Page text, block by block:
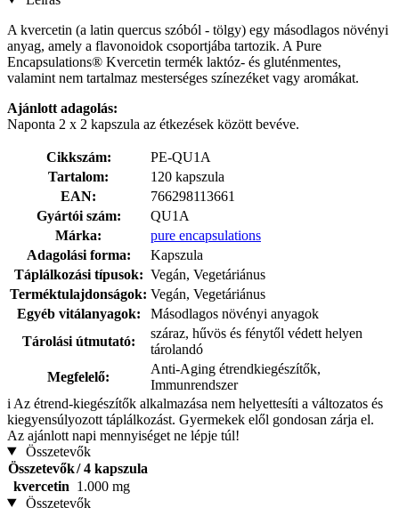
A kvercetin (a latin quercus szóból - tölgy) egy másodlagos növényi
anyag, amely a flavonoidok csoportjába tartozik. A Pure
Encapsulations® Kvercetin termék laktóz- és gluténmentes,
valamint nem tartalmaz mesterséges színezéket vagy aromákat.
Ajánlott adagolás:
Naponta 2 x 2 kapszula az étkezések között bevéve.
Cikkszám:
PE-QU1A
Tartalom:
120 kapszula
EAN:
766298113661
Gyártói szám:
QU1A
Márka:
pure encapsulations
Adagolási forma:
Kapszula
Táplálkozási típusok: Vegán, Vegetáriánus
Terméktulajdonságok: Vegán, Vegetáriánus
Egyéb vitálanyagok:
Másodlagos növényi anyagok
Tárolási útmutató:
száraz, hűvös és fénytől védett helyen
tárolandó
Megfelelő:
Anti-Aging étrendkiegészítők,
Immunrendszer
i Az étrend-kiegészítők alkalmazása nem helyettesíti a változatos és
kiegyensúlyozott táplálkozást. Gyermekek elől gondosan zárja el.
Az ajánlott napi mennyiséget ne lépje túl!
Összetevők
Összetevők/ 4 kapszula
kvercetin 1.000 mg
Összetevők